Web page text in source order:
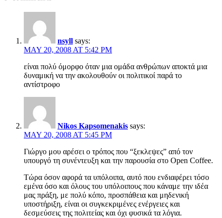
nsyll says:
MAY 20, 2008 AT 5:42 PM
είναι πολύ όμορφο όταν μια ομάδα ανθρώπων αποκτά μια
δυναμική να την ακολουθούν οι πολιτικοί παρά το
αντίστροφο
Nikos Kapsomenakis says:
MAY 20, 2008 AT 5:45 PM
Γιώργο μου αρέσει ο τρόπος που “ξεκλεψες” από τον
υπουργό τη συνέντευξη και την παρουσία στο Open Coffee.
Τώρα όσον αφορά τα υπόλοιπα, αυτό που ενδιαφέρει τόσο
εμένα όσο και όλους του υπόλοιπους που κάναμε την ιδέα
μας πράξη, με πολύ κόπο, προσπάθεια και μηδενική
υποστήριξη, είναι οι συγκεκριμένες ενέργειες και
δεσμεύσεις της πολιτείας και όχι φυσικά τα λόγια.